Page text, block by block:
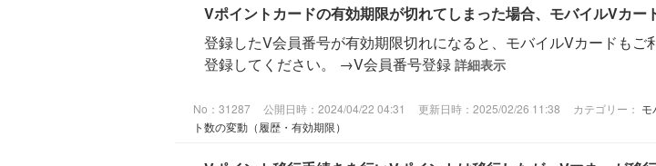
Vポイントカードの有効期限が切れてしまった場合、モバイルVカー
登録したV会員番号が有効期限切れになると、モバイルVカードも
登録してください。 →V会員番号登録 詳細表示
No：31287 公開日時：2024/04/22 04:31 更新日時：2025/02/26 11:38 カテゴリー： モ
ト数の変動（履歴・有効期限）